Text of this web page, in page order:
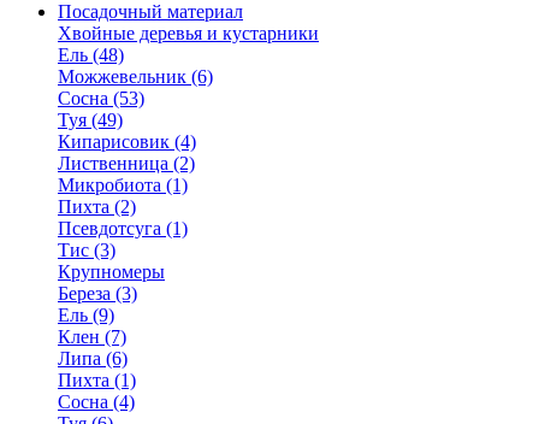
Посадочный материал
Хвойные деревья и кустарники
Ель (48)
Можжевельник (6)
Сосна (53)
Туя (49)
Кипарисовик (4)
Лиственница (2)
Микробиота (1)
Пихта (2)
Псевдотсуга (1)
Тис (3)
Крупномеры
Береза (3)
Ель (9)
Клен (7)
Липа (6)
Пихта (1)
Сосна (4)